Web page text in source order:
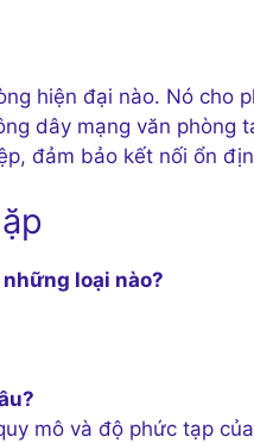
hiện đại nào. Nó cho
dây mạng văn phòng
đảm bảo kết nối ổn
loại nào?
mô và độ phức tạp